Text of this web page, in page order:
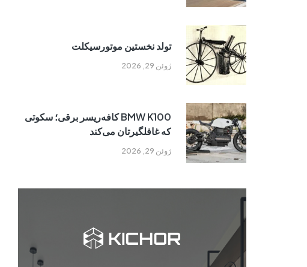
ژوئن 29, 2026
تولد نخستین موتورسیکلت
ژوئن 29, 2026
BMW K100 کافه‌ریسر برقی؛ سکوتی
که غافلگیرتان می‌کند